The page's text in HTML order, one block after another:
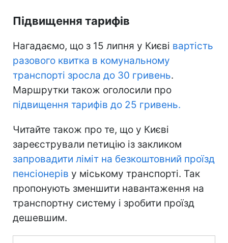
Підвищення тарифів
Нагадаємо, що з 15 липня у Києві вартість
разового квитка в комунальному
транспорті зросла до 30 гривень.
Маршрутки також оголосили про
підвищення тарифів до 25 гривень.
Читайте також про те, що у Києві
зареєстрували петицію із закликом
запровадити ліміт на безкоштовний проїзд
пенсіонерів у міському транспорті. Так
пропонують зменшити навантаження на
транспортну систему і зробити проїзд
дешевшим.